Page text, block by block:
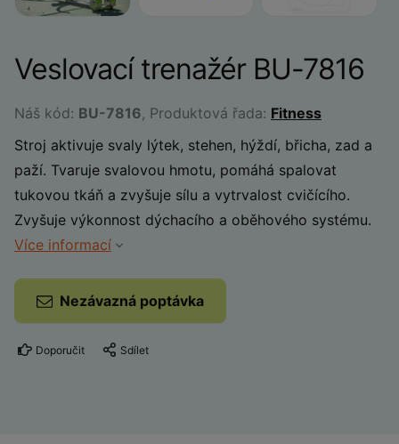
Veslovací trenažér BU-7816
Náš kód: BU-7816, Produktová řada: Fitness
Stroj aktivuje svaly lýtek, stehen, hýždí, břicha, zad a
paží. Tvaruje svalovou hmotu, pomáhá spalovat
tukovou tkáň a zvyšuje sílu a vytrvalost cvičícího.
Zvyšuje výkonnost dýchacího a oběhového systému.
Více informací
Nezávazná poptávka
Doporučit Sdílet